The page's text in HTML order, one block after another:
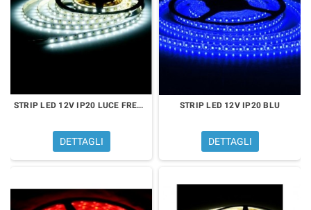
STRIP LED 12V IP20 LUCE FREDDA
DETTAGLI
STRIP LED 12V IP20 BLU
DETTAGLI